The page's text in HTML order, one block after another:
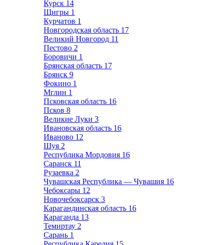
Курск 14
Щигры 1
Курчатов 1
Новгородская область 17
Великий Новгород 11
Пестово 2
Боровичи 1
Брянская область 17
Брянск 9
Фокино 1
Мглин 1
Псковская область 16
Псков 8
Великие Луки 3
Ивановская область 16
Иваново 12
Шуя 2
Республика Мордовия 16
Саранск 11
Рузаевка 2
Чувашская Республика — Чувашия 16
Чебоксары 12
Новочебоксарск 3
Карагандинская область 16
Караганда 13
Темиртау 2
Сарань 1